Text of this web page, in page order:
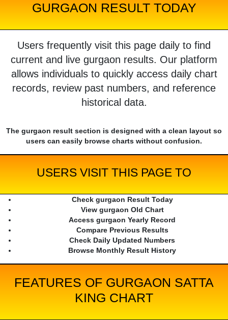
GURGAON RESULT TODAY
Users frequently visit this page daily to find
current and live gurgaon results. Our platform
allows individuals to quickly access daily chart
records, review past numbers, and reference
historical data.
The gurgaon result section is designed with a clean layout so
users can easily browse charts without confusion.
USERS VISIT THIS PAGE TO
Check gurgaon Result Today
View gurgaon Old Chart
Access gurgaon Yearly Record
Compare Previous Results
Check Daily Updated Numbers
Browse Monthly Result History
FEATURES OF GURGAON SATTA
KING CHART